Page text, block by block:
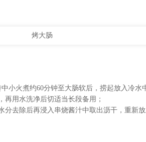
小火煮约60分钟至大肠软后，捞起放入冷水
再用水洗净后切适当长段备用；
分去除后再浸入串烧酱汁中取出沥干，重新